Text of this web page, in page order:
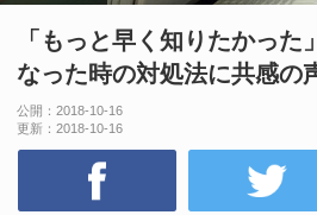
「もっと早く知りたかっ
なった時の対処法に共感の
公開： 2018-10-16
更新： 2018-10-16